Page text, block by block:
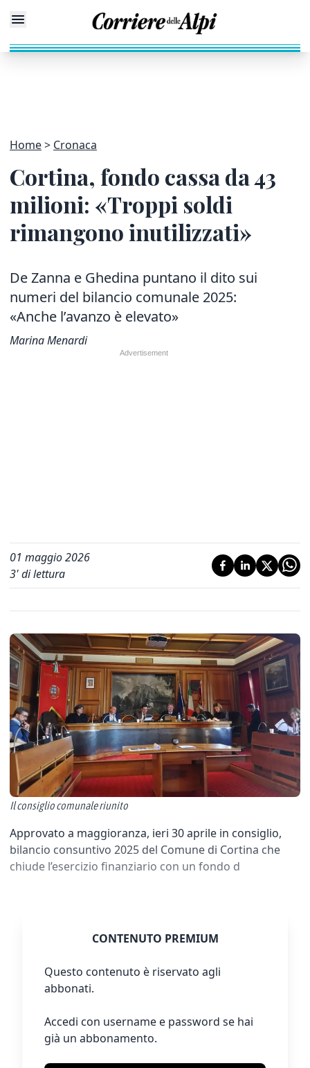
Home Cronaca
Cortina, fondo cassa da 43
milioni: «Troppi soldi
rimangono inutilizzati»
De Zanna e Ghedina puntano il dito sui
numeri del bilancio comunale 2025:
«Anche l’avanzo è elevato»
Marina Menardi
01 maggio 2026
3' di lettura
Il consiglio comunale riunito
Approvato a maggioranza, ieri 30 aprile in consiglio,
bilancio consuntivo 2025 del Comune di Cortina che
chiude l’esercizio finanziario con un fondo d
CONTENUTO PREMIUM
Questo contenuto è riservato agli
abbonati.
Accedi con username e password se hai
già un abbonamento.